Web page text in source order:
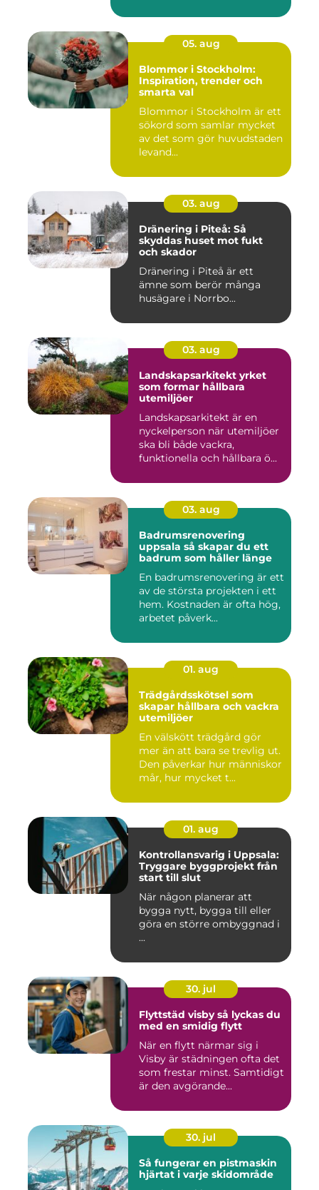
05. aug
Blommor i Stockholm:
Inspiration, trender och
smarta val
Blommor i Stockholm är ett
sökord som samlar mycket
av det som gör huvudstaden
levand...
03. aug
Dränering i Piteå: Så
skyddas huset mot fukt
och skador
Dränering i Piteå är ett
ämne som berör många
husägare i Norrbo...
03. aug
Landskapsarkitekt yrket
som formar hållbara
utemiljöer
Landskapsarkitekt är en
nyckelperson när utemiljöer
ska bli både vackra,
funktionella och hållbara ö...
03. aug
Badrumsrenovering
uppsala så skapar du ett
badrum som håller länge
En badrumsrenovering är ett
av de största projekten i ett
hem. Kostnaden är ofta hög,
arbetet påverk...
01. aug
Trädgårdsskötsel som
skapar hållbara och vackra
utemiljöer
En välskött trädgård gör
mer än att bara se trevlig ut.
Den påverkar hur människor
mår, hur mycket t...
01. aug
Kontrollansvarig i Uppsala:
Tryggare byggprojekt från
start till slut
När någon planerar att
bygga nytt, bygga till eller
göra en större ombyggnad i
...
30. jul
Flyttstäd visby så lyckas du
med en smidig flytt
När en flytt närmar sig i
Visby är städningen ofta det
som frestar minst. Samtidigt
är den avgörande...
30. jul
Så fungerar en pistmaskin
hjärtat i varje skidområde